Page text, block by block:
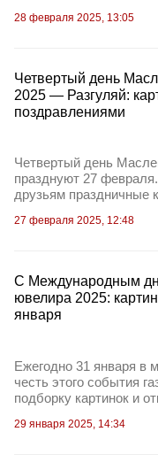
28 февраля 2025, 13:05
Четвертый день
2025 — Разгуляй:
поздравлениями
Четвертый день
празднуют 27
друзьям праздничные
27 февраля 2025, 12:48
С Международным
ювелира 2025:
января
Ежегодно 31 января в
честь этого события
подборку картинок и
29 января 2025, 14:34